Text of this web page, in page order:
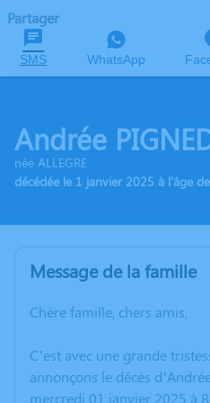
Partager
SMS WhatsApp
Andrée
née ALLEGRE
décédée le 1 janvier 2025 à l'âge
Message de la famille
Chère famille, chers amis,
C’est avec une grande
annonçons le décès
mercredi 01 janvier 2025 à